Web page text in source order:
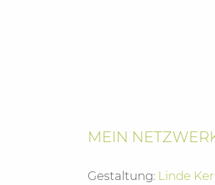
MEIN
Gestaltung: Linde